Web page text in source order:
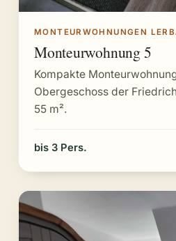
MONTEURWOHNUNGEN
Monteurwohnung 5
Kompakte
Obergeschoss der
55 m².
bis 3 Pers.